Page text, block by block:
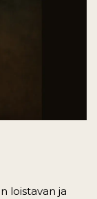
loistavan ja